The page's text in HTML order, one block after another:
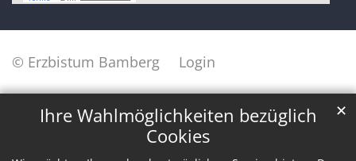
Ihre Wahlmöglichkeiten bezüglich
Cookies
✕
© Erzbistum Bamberg Login